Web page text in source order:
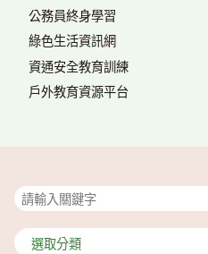
公務員終身學習
綠色生活資訊網
資通安全教育訓練
戶外教育資源平台
分